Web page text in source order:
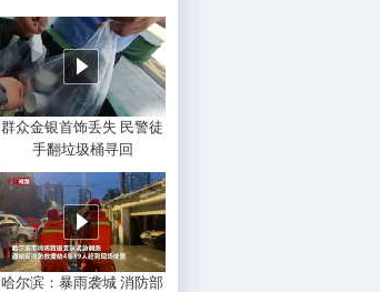
群众金银首饰丢失 民警徒
手翻垃圾桶寻回
哈尔滨：暴雨袭城 消防部